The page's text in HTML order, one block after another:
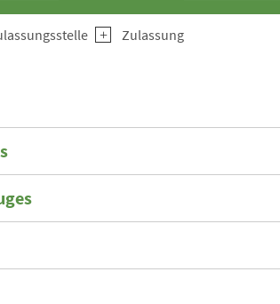
Zulassung